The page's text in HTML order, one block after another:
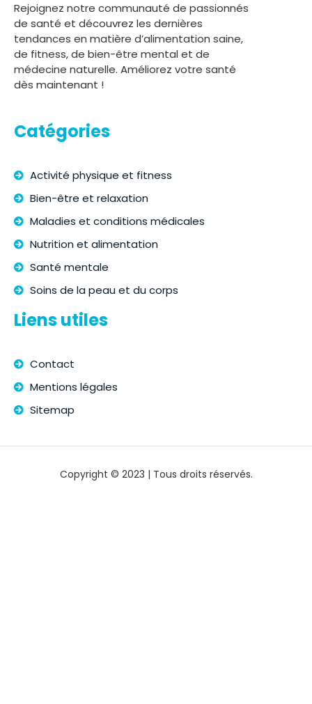
Rejoignez notre communauté de passionnés
de santé et découvrez les dernières
tendances en matière d’alimentation saine,
de fitness, de bien-être mental et de
médecine naturelle. Améliorez votre santé
dès maintenant !
Catégories
Activité physique et fitness
Bien-être et relaxation
Maladies et conditions médicales
Nutrition et alimentation
Santé mentale
Soins de la peau et du corps
Liens utiles
Contact
Mentions légales
Sitemap
Copyright © 2023 | Tous droits réservés.